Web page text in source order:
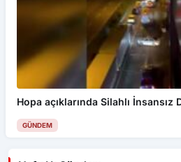
Hopa açıklarında Silahlı İnsansız
GÜNDEM